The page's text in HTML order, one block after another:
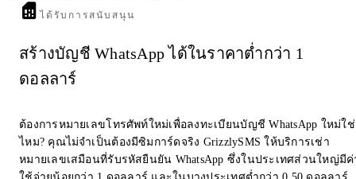
ได้รับการสนับสนุน
สร้างบัญชี WhatsApp ได้ในราคาต่ำกว่า 1
ดอลลาร์
ต้องการหมายเลขโทรศัพท์ใหม่เพื่อลงทะเบียนบัญชี WhatsApp ใหม่ใช่
ไหม? คุณไม่จำเป็นต้องมีซิมการ์ดจริง GrizzlySMS ให้บริการเช่า
หมายเลขเสมือนที่รับรหัสยืนยัน WhatsApp ซึ่งในประเทศส่วนใหญ่มีค่